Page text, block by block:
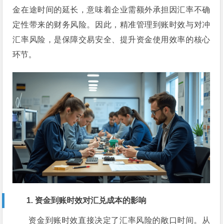
金在途时间的延长，意味着企业需额外承担因汇率不确
定性带来的财务风险。因此，精准管理到账时效与对冲
汇率风险，是保障交易安全、提升资金使用效率的核心
环节。
1. 资金到账时效对汇兑成本的影响
资金到账时效直接决定了汇率风险的敞口时间。从